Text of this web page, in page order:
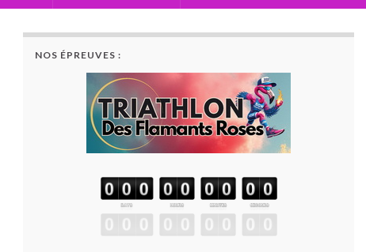
NOS ÉPREUVES :